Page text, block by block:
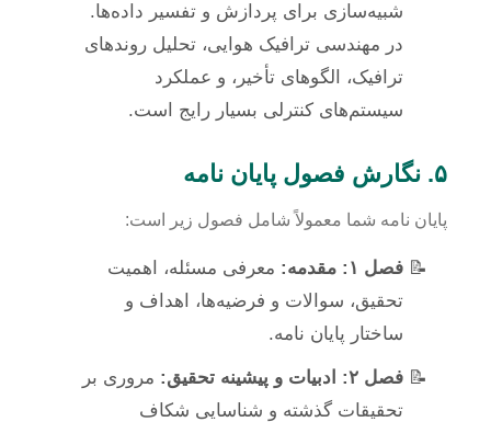
شبیه‌سازی برای پردازش و تفسیر داده‌ها.
در مهندسی ترافیک هوایی، تحلیل روندهای
ترافیک، الگوهای تأخیر، و عملکرد
سیستم‌های کنترلی بسیار رایج است.
۵. نگارش فصول پایان نامه
پایان نامه شما معمولاً شامل فصول زیر است:
فصل ۱: مقدمه:
معرفی مسئله، اهمیت
تحقیق، سوالات و فرضیه‌ها، اهداف و
ساختار پایان نامه.
فصل ۲: ادبیات و پیشینه تحقیق:
مروری بر
تحقیقات گذشته و شناسایی شکاف